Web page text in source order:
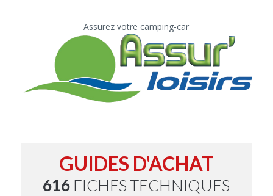
Assurez votre camping-car
GUIDES D'ACHAT
616 FICHES TECHNIQUES